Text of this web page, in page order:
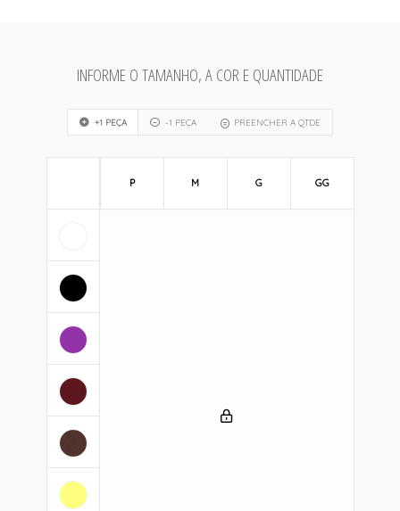
INFORME O TAMANHO, A COR E QUANTIDADE
+1 PEÇA -1 PEÇA PREENCHER A QTDE
P M G GG